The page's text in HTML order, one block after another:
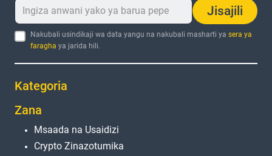
Jisajili
Nakubali usindikaji wa data yangu na nakubali masharti yasera ya
faragha ya jarida hili.
Kategoria
Zana
Msaada na Usaidizi
Crypto Zinazotumika